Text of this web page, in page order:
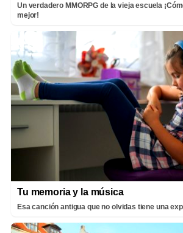
Un verdadero MMORPG de la vieja escuela
mejor!
Tu memoria y la música
Esa canción antigua que no olvidas tiene una